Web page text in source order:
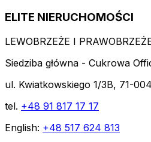
ELITE NIERUCHOMOŚCI
LEWOBRZEŻE I
Siedziba główna - Cukrowa
ul. Kwiatkowskiego 1/3B, 71-
tel. +48 91 817 17 17
English: +48 517 624 813